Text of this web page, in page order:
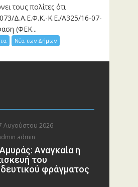
τους πολίτες ότι
Δ.Α.Ε.Φ.Κ.-Κ.Ε./Α325/16-07-
(ΦΕΚ...
Νέα των Δήμων
Αυγούστου 2026
admin
Αναγκαία η
του
φράγματος